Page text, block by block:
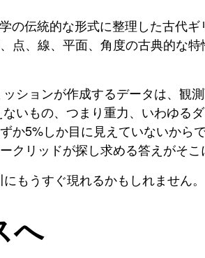
伝統的な形式に整理した古代
点、線、平面、角度の古典的な
ッションが作成するデータは、観
いもの、つまり重力、いわゆる
か5%しか目に見えていないから
クリッドが探し求める答えがそこ
もうすぐ現れるかもしれません。
へ